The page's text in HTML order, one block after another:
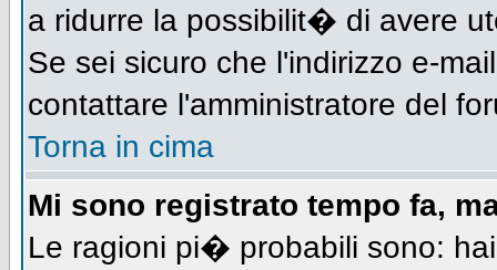
a ridurre la possibilit� di avere
Se sei sicuro che l'indirizzo e-
contattare l'amministratore del
Torna in cima
Mi sono registrato tempo fa,
Le ragioni pi� probabili sono: